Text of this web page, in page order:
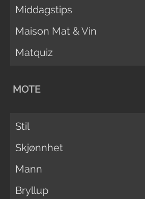
Middagstips
Maison Mat & Vin
Matquiz
MOTE
Stil
Skjønnhet
Mann
Bryllup